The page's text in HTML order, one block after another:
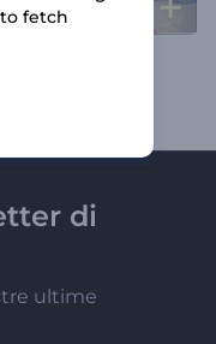
di
ultime
fetch